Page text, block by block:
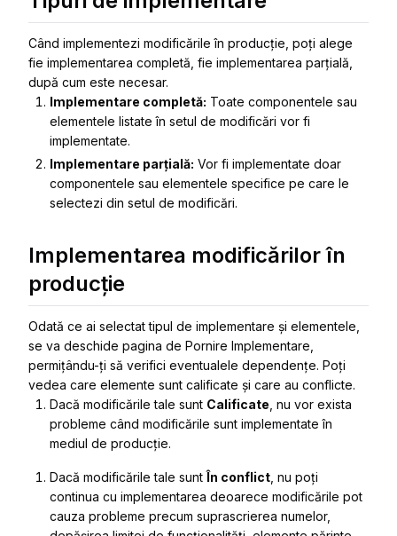
Când implementezi modificările în producție, poți alege
fie implementarea completă, fie implementarea parțială,
după cum este necesar.
Implementare completă: Toate componentele sau
elementele listate în setul de modificări vor fi
implementate.
Implementare parțială: Vor fi implementate doar
componentele sau elementele specifice pe care le
selectezi din setul de modificări.
Implementarea modificărilor în
producție
Odată ce ai selectat tipul de implementare și elementele
se va deschide pagina de Pornire Implementare
permițându-ți să verifici eventualele dependențe. Poți
vedea care elemente sunt calificate și care au conflicte.
Dacă modificările tale sunt Calificate , nu vor exista
probleme când modificările sunt implementate în
mediul de producție.
Dacă modificările tale suntÎn conflict , nu poți
continua cu implementarea deoarece modificările pot
cauza probleme precum suprascrierea numelor,